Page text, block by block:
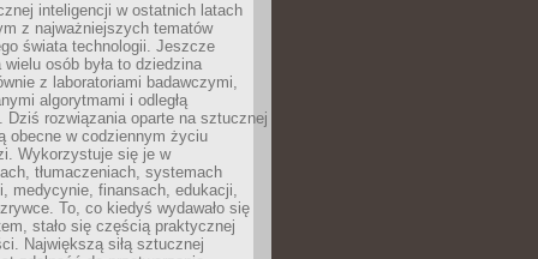
inteligencji w ostatnich latach
z najważniejszych tematów
świata technologii. Jeszcze
wielu osób była to dziedzina
z laboratoriami badawczymi,
algorytmami i odległą
Dziś rozwiązania oparte na sztucznej
obecne w codziennym życiu
Wykorzystuje się je w
tłumaczeniach, systemach
medycynie, finansach, edukacji,
To, co kiedyś wydawało się
stało się częścią praktycznej
Największą siłą sztucznej